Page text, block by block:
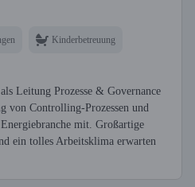
Kinderbetreuung
Leitung Prozesse & Governance
von Controlling-Prozessen und
mit. Großartige
ein tolles Arbeitsklima erwarten